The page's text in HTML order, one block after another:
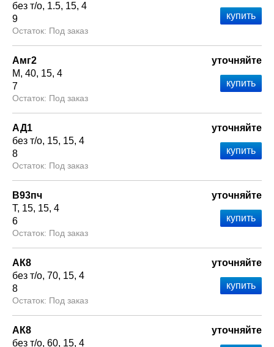
без т/о 1.5 15 4
9
Под заказ
Амг2
М 40 15 4
7
Под заказ
уточняйте
АД1
без т/о 15 15 4
8
Под заказ
уточняйте
В93пч
Т 15 15 4
6
Под заказ
уточняйте
АК8
без т/о 70 15 4
8
Под заказ
уточняйте
АК8
без т/о 60 15 4
уточняйте